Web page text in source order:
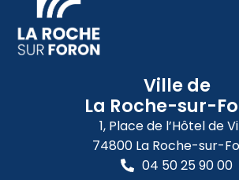
Ville de
La Roche-sur-
1, Place de l’Hôtel de
74800 La Roche-sur-
04 50 25 90 00